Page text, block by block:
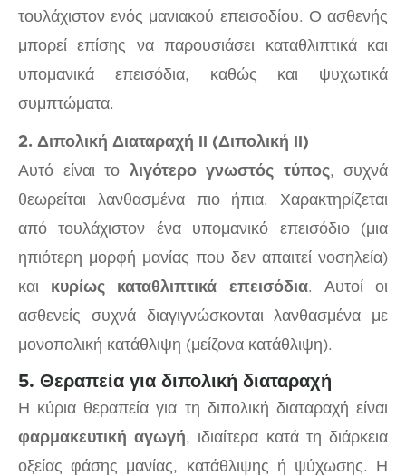
τουλάχιστον ενός μανιακού επεισοδίου. Ο ασθενής
μπορεί επίσης να παρουσιάσει καταθλιπτικά και
υπομανικά επεισόδια, καθώς και ψυχωτικά
συμπτώματα.
2. Διπολική Διαταραχή ΙΙ (Διπολική ΙΙ)
Αυτό είναι το λιγότερο γνωστός τύπος, συχνά
θεωρείται λανθασμένα πιο ήπια. Χαρακτηρίζεται
από τουλάχιστον ένα υπομανικό επεισόδιο (μια
ηπιότερη μορφή μανίας που δεν απαιτεί νοσηλεία)
και κυρίως καταθλιπτικά επεισόδια. Αυτοί οι
ασθενείς συχνά διαγιγνώσκονται λανθασμένα με
μονοπολική κατάθλιψη (μείζονα κατάθλιψη).
5. Θεραπεία για διπολική διαταραχή
Η κύρια θεραπεία για τη διπολική διαταραχή είναι
φαρμακευτική αγωγή, ιδιαίτερα κατά τη διάρκεια
οξείας φάσης μανίας, κατάθλιψης ή ψύχωσης. Η